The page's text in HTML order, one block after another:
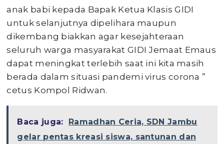
anak babi kepada Bapak Ketua Klasis GIDI
untuk selanjutnya dipelihara maupun
dikembang biakkan agar kesejahteraan
seluruh warga masyarakat GIDI Jemaat Emaus
dapat meningkat terlebih saat ini kita masih
berada dalam situasi pandemi virus corona ”
cetus Kompol Ridwan.
Baca juga:
Ramadhan Ceria, SDN Jambu
gelar pentas kreasi siswa, santunan dan